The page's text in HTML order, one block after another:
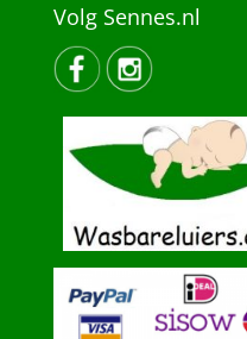
Volg Sennes.nl